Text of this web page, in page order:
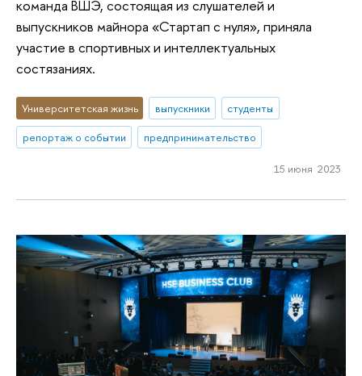
команда ВШЭ, состоящая из слушателей и
выпускников майнора «Стартап с нуля», приняла
участие в спортивных и интеллектуальных
состязаниях.
Университетская жизнь выпускники
студенты
репортаж о событии
предпринимательство
15 июня 2023